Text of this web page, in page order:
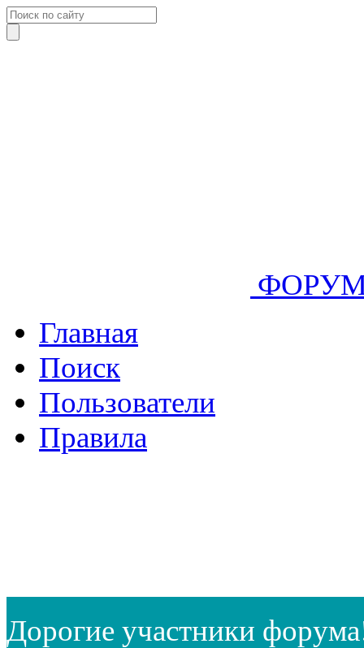
Главная
Поиск
Пользователи
Правила
Дорогие участники